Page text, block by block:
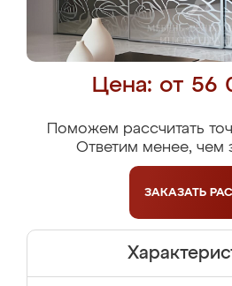
Цена: от 56
Поможем рассчитать
Ответим менее, чем
ЗАКАЗАТЬ